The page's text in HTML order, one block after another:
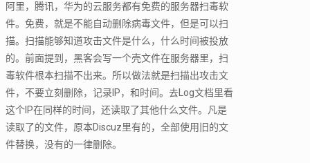
阿里，腾讯，华为的云服务都有免费的服务器扫毒软
件。免费，就是不能自动删除病毒文件，但是可以扫
描。扫描能够知道攻击文件是什么，什么时间被投放
的。前面提到，黑客会写一个壳文件在服务器里，扫
毒软件根本扫描不出来。所以做法就是扫描出攻击文
件，不要立刻删除，记录IP，和时间。去Log文档里看
这个IP在同样的时间，还读取了其他什么文件。凡是
读取了的文件，原本Discuz里有的，全部使用旧的文
件替换，没有的一律删除。